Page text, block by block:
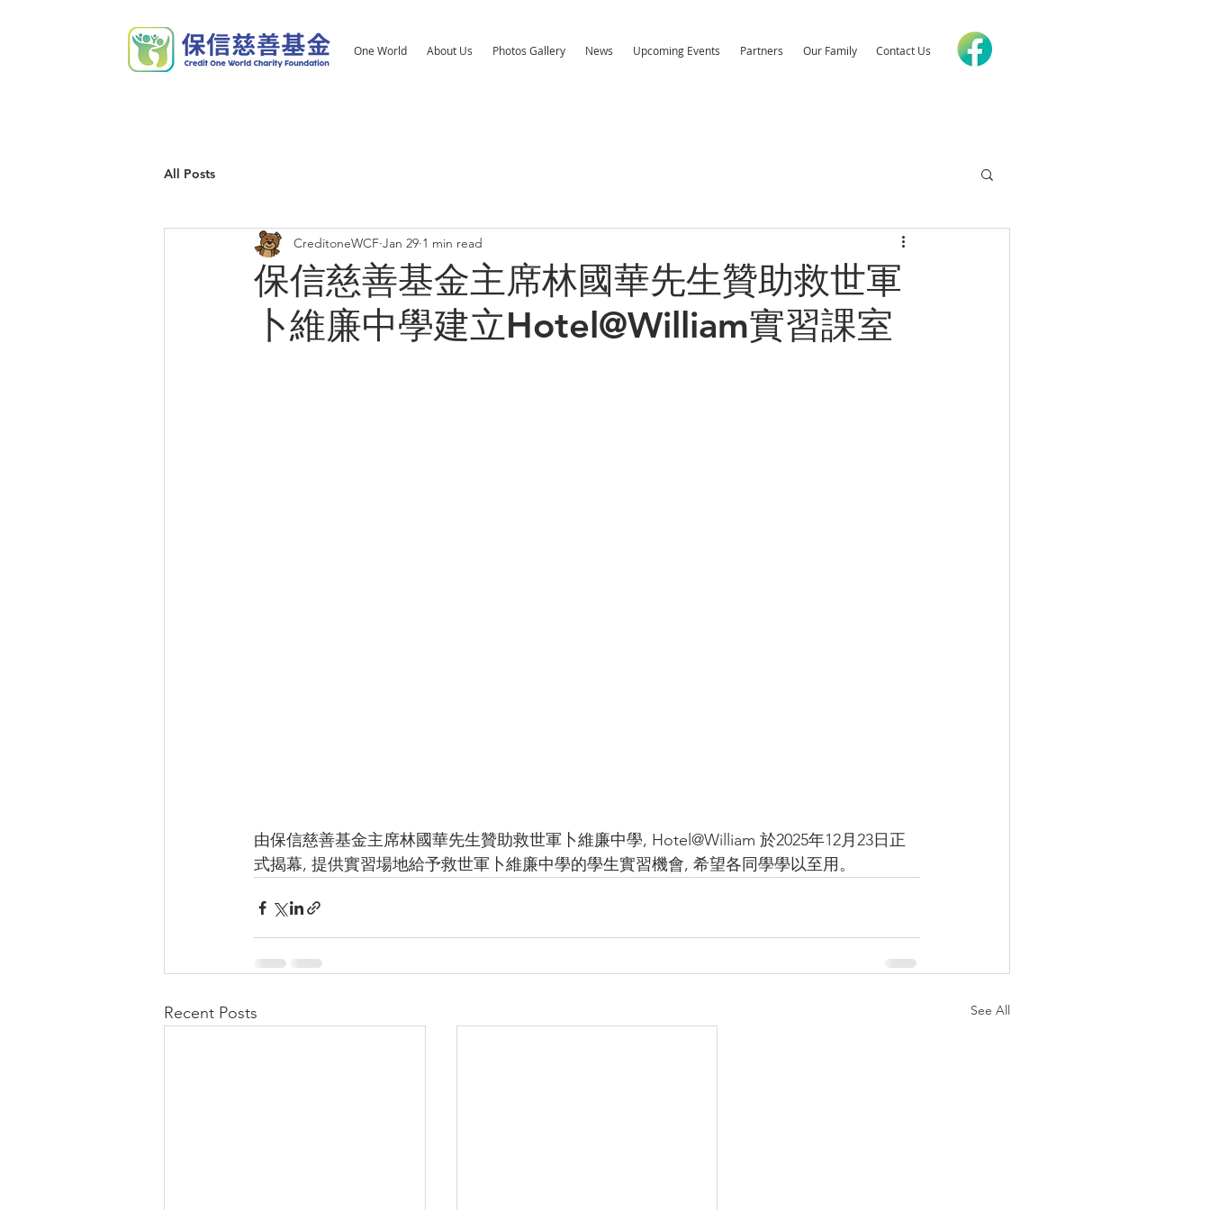
One World About Us Photos Gallery News Upcoming Events Partners Our Family Contact Us
All Posts
保信慈善基金主席林國華先生贊助救世軍
卜維廉中學建立Hotel@William實習課室
CreditoneWCF Jan 29 1 min read
由保信慈善基金主席林國華先生贊助救世軍卜維廉中學, Hotel@William 於2025年12月23日正
式揭幕, 提供實習場地給予救世軍卜維廉中學的學生實習機會, 希望各同學學以至用。
Recent Posts See All